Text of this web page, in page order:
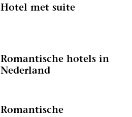
Hotel met suite
Romantische hotels in
Nederland
Romantische